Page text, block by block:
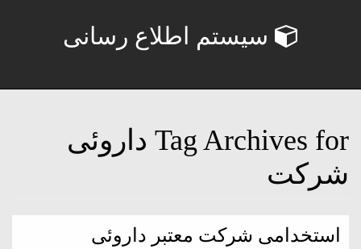
سیستم اطلاع رسانی
Tag Archives for داروئی
شرکت
استخدامی شرکت معتبر داروئی